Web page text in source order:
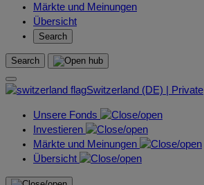
Märkte und Meinungen
Übersicht
Search
Search
Switzerland (DE) | Private
Unsere Fonds
Investieren
Märkte und Meinungen
Übersicht